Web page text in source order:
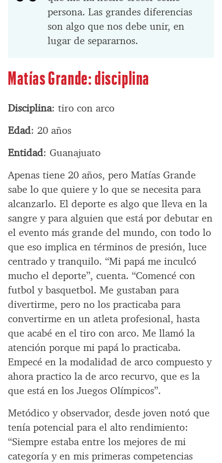
persona. Las grandes diferencias
son algo que nos debe unir, en
lugar de separarnos.
Matías Grande: disciplina
Disciplina: tiro con arco
Edad: 20 años
Entidad: Guanajuato
Apenas tiene 20 años, pero Matías Grande
sabe lo que quiere y lo que se necesita para
alcanzarlo. El deporte es algo que lleva en la
sangre y para alguien que está por debutar en
el evento más grande del mundo, con todo lo
que eso implica en términos de presión, luce
centrado y tranquilo. “Mi papá me inculcó
mucho el deporte”, cuenta. “Comencé con
futbol y basquetbol. Me gustaban para
divertirme, pero no los practicaba para
convertirme en un atleta profesional, hasta
que acabé en el tiro con arco. Me llamó la
atención porque mi papá lo practicaba.
Empecé en la modalidad de arco compuesto y
ahora practico la de arco recurvo, que es la
que está en los Juegos Olímpicos”.
Metódico y observador, desde joven notó que
tenía potencial para el alto rendimiento:
“Siempre estaba entre los mejores de mi
categoría y en mis primeras competencias